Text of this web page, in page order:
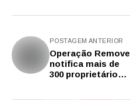
POSTAGEM ANTERIOR
Operação Remove
notifica mais de
300 proprietários